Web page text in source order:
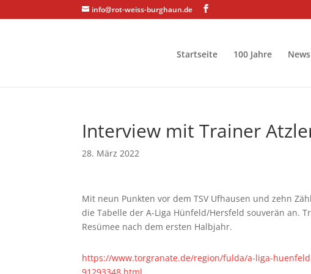
info@rot-weiss-burghaun.de
Startseite 100 Jahre News
Interview mit Trainer
28. März 2022
Mit neun Punkten vor dem TSV Ufhausen und zehn
die Tabelle der A-Liga Hünfeld/Hersfeld souverän an.
Resümee nach dem ersten Halbjahr.
https://www.torgranate.de/region/fulda/a-liga-